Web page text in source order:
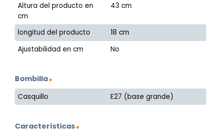
Altura del producto en
cm
43 cm
longitud del producto
18 cm
Ajustabilidad en cm
No
Bombilla
Casquillo E27 (base grande)
Características